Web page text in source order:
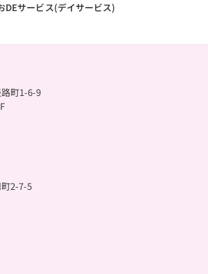
DEサービス(デイサービス)
町1-6-9
2-7-5